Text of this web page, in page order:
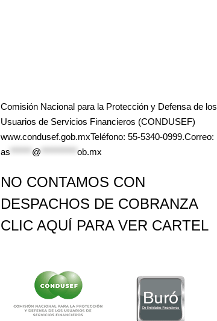
Comisión Nacional para la Protección y Defensa de los
Usuarios de Servicios Financieros (CONDUSEF)
www.condusef.gob.mxTeléfono: 55-5340-0999.Correo:
as
@ ob.mx
NO CONTAMOS CON
DESPACHOS DE COBRANZA
CLIC AQUÍ PARA VER CARTEL